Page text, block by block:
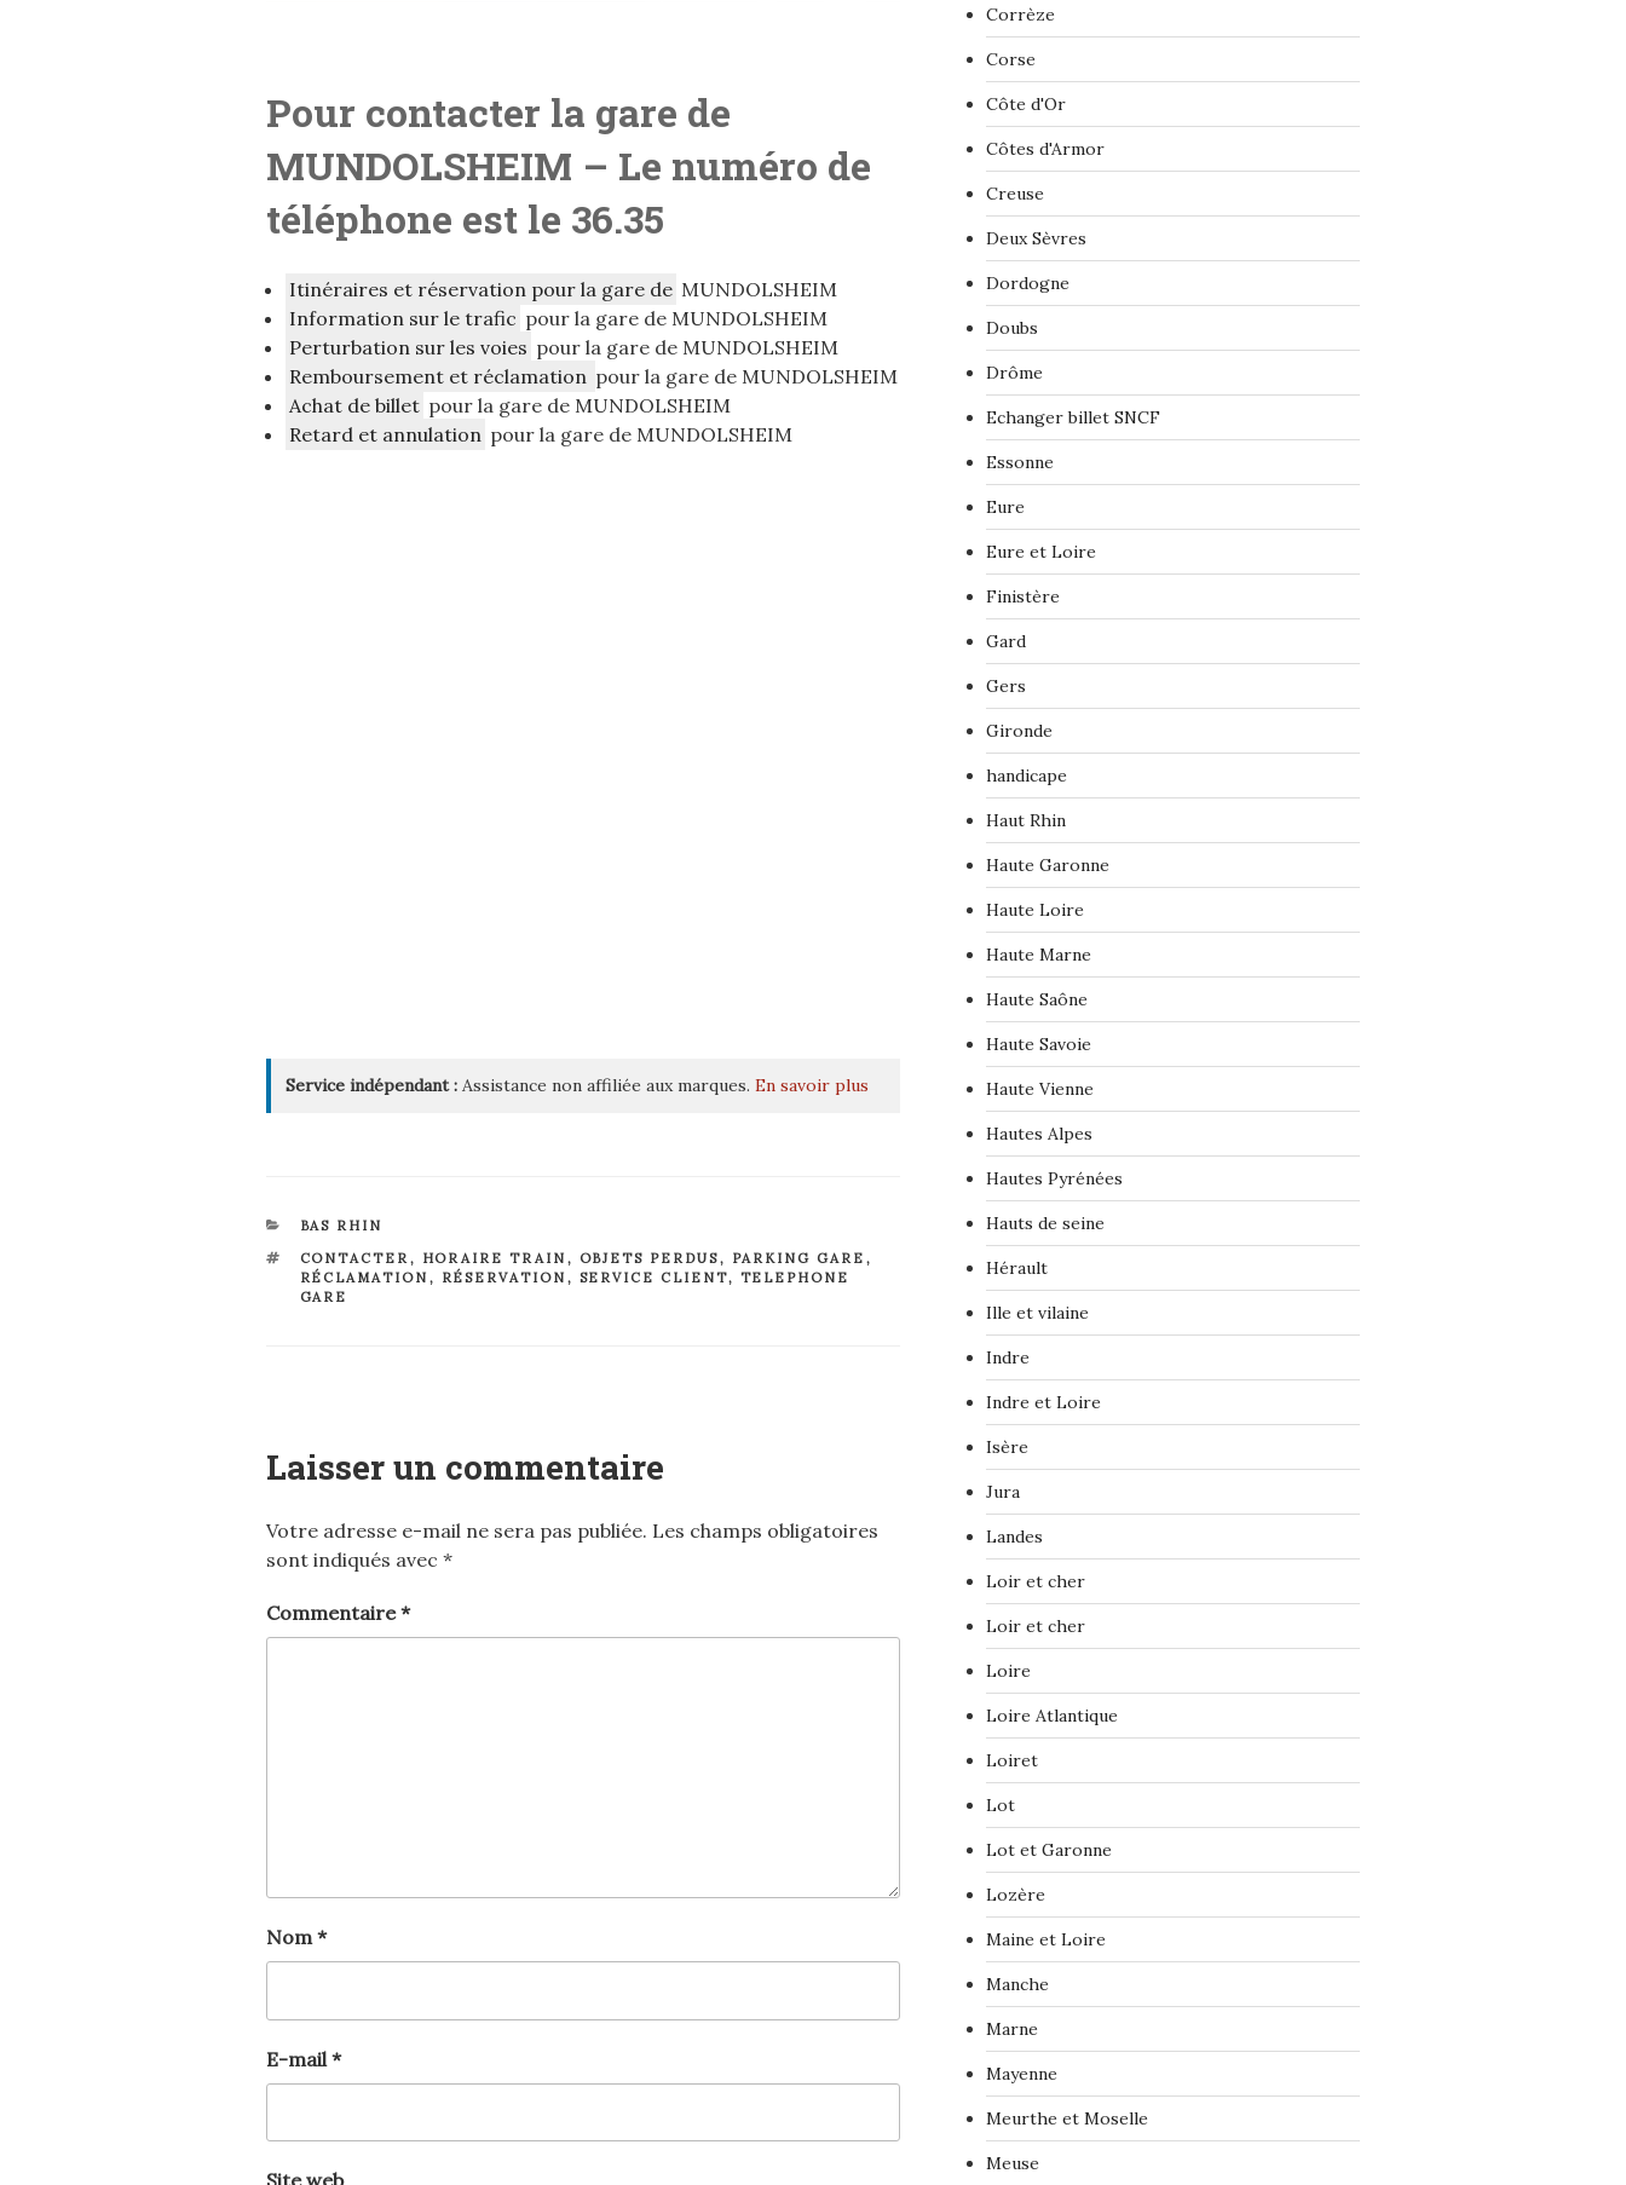
Pour contacter la gare de
MUNDOLSHEIM – Le numéro de
téléphone est le 36.35
Itinéraires et réservation pour la gare de MUNDOLSHEIM
Information sur le trafic pour la gare de MUNDOLSHEIM
Perturbation sur les voies pour la gare de MUNDOLSHEIM
Remboursement et réclamation pour la gare de MUNDOLSHEIM
Achat de billet pour la gare de MUNDOLSHEIM
Retard et annulation pour la gare de MUNDOLSHEIM
Service indépendant : Assistance non affiliée aux marques. En savoir plus
CATÉGORIES
BAS RHIN
ÉTIQUETTES
CONTACTER, HORAIRE TRAIN , OBJETS PERDUS, PARKING GARE ,
RÉCLAMATION , RÉSERVATION , SERVICE CLIENT, TELEPHONE
GARE
Laisser un commentaire
Votre adresse e-mail ne sera pas publiée. Les champs obligatoires
sont indiqués avec *
Commentaire*
Nom*
E-mail *
Corrèze
Corse
Côte d'Or
Côtes d'Armor
Creuse
Deux Sèvres
Dordogne
Doubs
Drôme
Echanger billet SNCF
Essonne
Eure
Eure et Loire
Finistère
Gard
Gers
Gironde
handicape
Haut Rhin
Haute Garonne
Haute Loire
Haute Marne
Haute Saône
Haute Savoie
Haute Vienne
Hautes Alpes
Hautes Pyrénées
Hauts de seine
Hérault
Ille et vilaine
Indre
Indre et Loire
Isère
Jura
Landes
Loir et cher
Loir et cher
Loire
Loire Atlantique
Loiret
Lot
Lot et Garonne
Lozère
Maine et Loire
Manche
Marne
Mayenne
Meurthe et Moselle
Meuse